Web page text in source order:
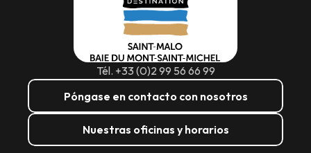
Tél. +33 (0)2 99 56 66 99
Póngase en contacto con nosotros
Nuestras oficinas y horarios